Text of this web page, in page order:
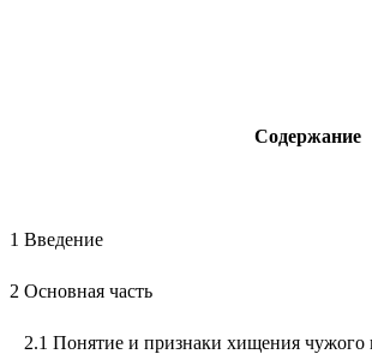
Содержание
1
2 Основная
2.1 Понятие и признаки хищения